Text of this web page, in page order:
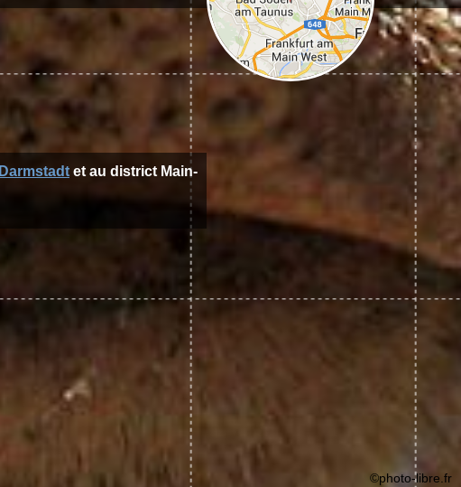
Darmstadt et au district Main-
©photo-libre.fr